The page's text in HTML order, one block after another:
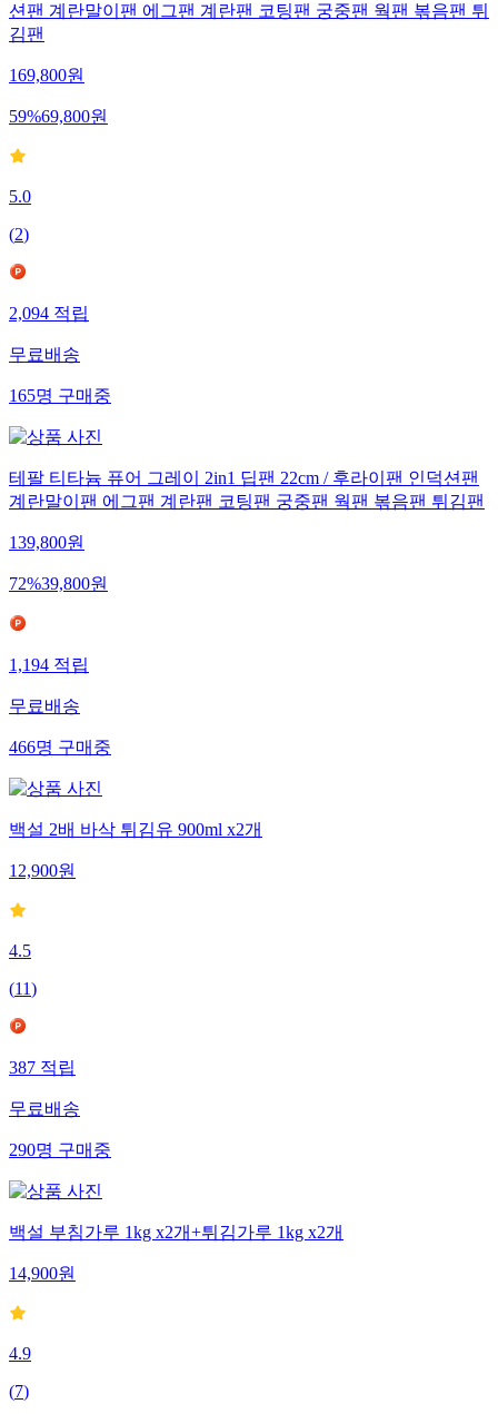
션팬 계란말이팬 에그팬 계란팬 코팅팬 궁중팬 웍팬 볶음팬 튀
김팬
169,800원
59%69,800원
5.0
(2)
2,094적립
무료배송
165명구매중
테팔 티타늄 퓨어 그레이 2in1 딥팬 22cm / 후라이팬 인덕션팬
계란말이팬 에그팬 계란팬 코팅팬 궁중팬 웍팬 볶음팬 튀김팬
139,800원
72%39,800원
1,194적립
무료배송
466명구매중
백설 2배 바삭 튀김유 900ml x2개
12,900원
4.5
(11)
387적립
무료배송
290명구매중
백설 부침가루 1kg x2개+튀김가루 1kg x2개
14,900원
4.9
(7)